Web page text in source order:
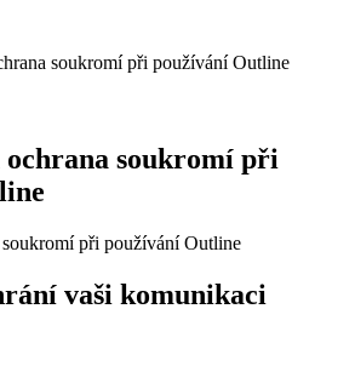
soukromí při používání Outline
ochrana soukromí při
soukromí při používání Outline
vaši komunikaci